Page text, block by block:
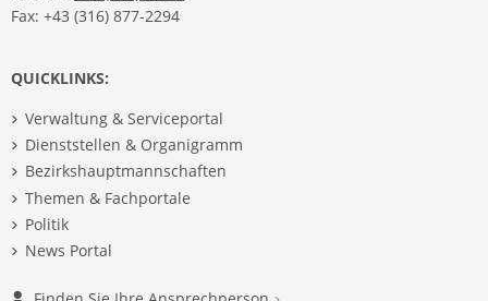
Fax: +43 (316) 877-2294
QUICKLINKS:
Verwaltung & Serviceportal
Dienststellen & Organigramm
Bezirkshauptmannschaften
Themen & Fachportale
Politik
News Portal